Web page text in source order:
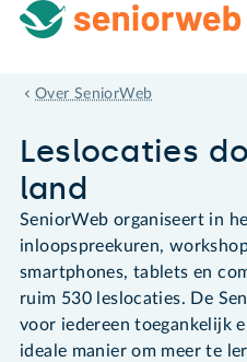
Over SeniorWeb
Leslocaties
Leslocaties
land
SeniorWeb organiseert in
inloopspreekuren,
smartphones, tablets en
ruim 530 leslocaties. De
voor iedereen toegankelijk
ideale manier om meer te